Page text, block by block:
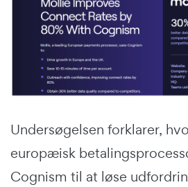
Undersøgelsen forklarer,
europæisk
Cognism til at løse